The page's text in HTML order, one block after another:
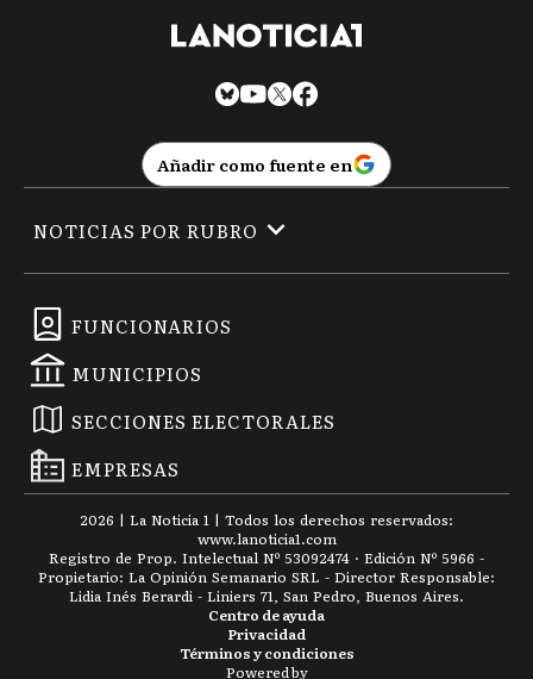
Añadir como fuente en
FUNCIONARIOS
MUNICIPIOS
SECCIONES ELECTORALES
EMPRESAS
NOTICIAS POR RUBRO
2026 | La Noticia 1 | Todos los derechos reservados:
www.lanoticia1.com
Registro de Prop. Intelectual Nº 53092474 · Edición Nº 5966 -
Propietario: La Opinión Semanario SRL - Director Responsable:
Lidia Inés Berardi - Liniers 71, San Pedro, Buenos Aires.
Términos y condiciones
Privacidad
Centro de ayuda
Powered by